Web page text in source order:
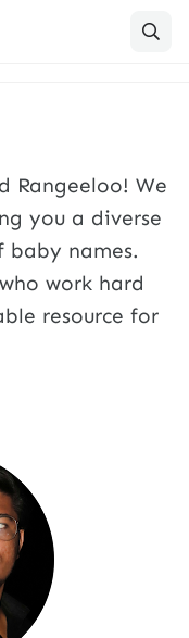
Rangeeloo! We
you a diverse
baby names.
work hard
resource for